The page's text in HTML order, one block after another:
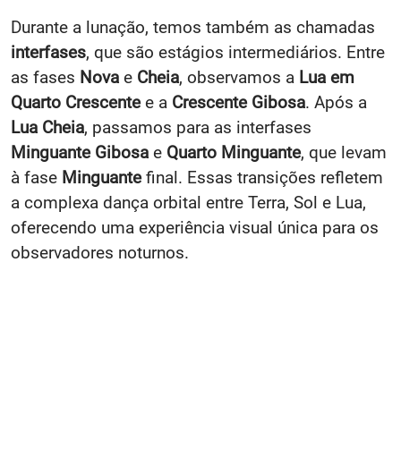
Durante a lunação, temos também as chamadas
interfases, que são estágios intermediários. Entre
as fases Nova e Cheia, observamos a Lua em
Quarto Crescentee a Crescente Gibosa. Após a
Lua Cheia, passamos para as interfases
Minguante Gibosa e Quarto Minguante, que levam
à fase Minguantefinal. Essas transições refletem
a complexa dança orbital entre Terra, Sol e Lua,
oferecendo uma experiência visual única para os
observadores noturnos.